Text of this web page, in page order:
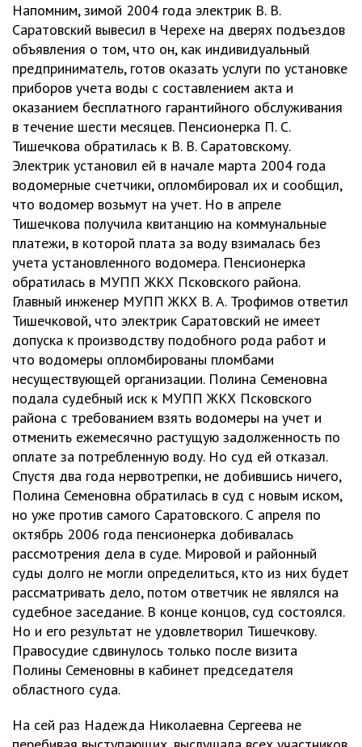
Напомним, зимой 2004 года электрик В. В.
Саратовский вывесил в Черехе на дверях подъездов
объявления о том, что он, как индивидуальный
предприниматель, готов оказать услуги по установке
приборов учета воды с составлением акта и
оказанием бесплатного гарантийного обслуживания
в течение шести месяцев. Пенсионерка П. С.
Тишечкова обратилась к В. В. Саратовскому.
Электрик установил ей в начале марта 2004 года
водомерные счетчики, опломбировал их и сообщил,
что водомер возьмут на учет. Но в апреле
Тишечкова получила квитанцию на коммунальные
платежи, в которой плата за воду взималась без
учета установленного водомера. Пенсионерка
обратилась в МУПП ЖКХ Псковского района.
Главный инженер МУПП ЖКХ В. А. Трофимов ответил
Тишечковой, что электрик Саратовский не имеет
допуска к производству подобного рода работ и
что водомеры опломбированы пломбами
несуществующей организации. Полина Семеновна
подала судебный иск к МУПП ЖКХ Псковского
района с требованием взять водомеры на учет и
отменить ежемесячно растущую задолженность по
оплате за потребленную воду. Но суд ей отказал.
Спустя два года нервотрепки, не добившись ничего,
Полина Семеновна обратилась в суд с новым иском,
но уже против самого Саратовского. С апреля по
октябрь 2006 года пенсионерка добивалась
рассмотрения дела в суде. Мировой и районный
суды долго не могли определиться, кто из них будет
рассматривать дело, потом ответчик не являлся на
судебное заседание. В конце концов, суд состоялся.
Но и его результат не удовлетворил Тишечкову.
Правосудие сдвинулось только после визита
Полины Семеновны в кабинет председателя
областного суда.
На сей раз Надежда Николаевна Сергеева не